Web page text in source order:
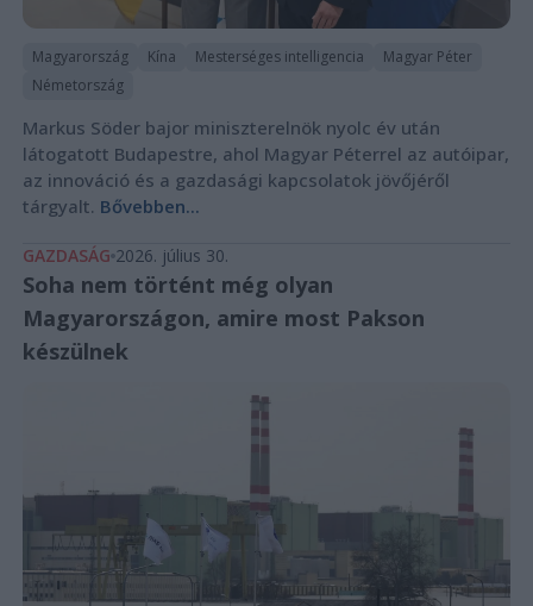
Magyarország Kína Mesterséges intelligencia
Magyar Péter
Németország
Markus Söder bajor miniszterelnök nyolc év után
látogatott Budapestre, ahol Magyar Péterrel az autóipar,
az innováció és a gazdasági kapcsolatok jövőjéről
tárgyalt. Bővebben...
GAZDASÁG 2026. július 30.
Soha nem történt még olyan
Magyarországon, amire most Pakson
készülnek